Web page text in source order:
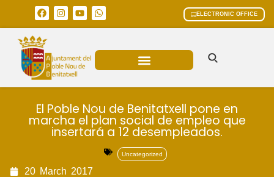
ELECTRONIC OFFICE
El Poble Nou de Benitatxell pone en
marcha el plan social de empleo que
insertará a 12 desempleados.
Uncategorized
20 March 2017